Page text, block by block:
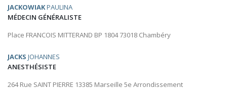
JACKOWIAKPAULINA
MÉDECIN GÉNÉRALISTE
Place FRANCOIS MITTERAND BP 1804 73018 Chambéry
JACKS JOHANNES
ANESTHÉSISTE
264 Rue SAINT PIERRE 13385 Marseille 5e Arrondissement